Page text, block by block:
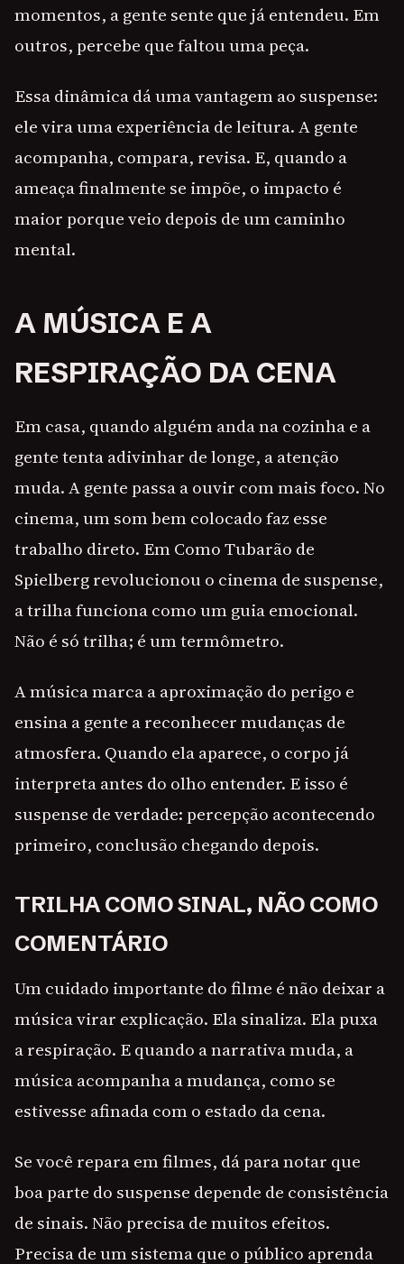
momentos, a gente sente que já entendeu. Em
outros, percebe que faltou uma peça.
Essa dinâmica dá uma vantagem ao suspense:
ele vira uma experiência de leitura. A gente
acompanha, compara, revisa. E, quando a
ameaça finalmente se impõe, o impacto é
maior porque veio depois de um caminho
mental.
A MÚSICA E A
RESPIRAÇÃO DA CENA
Em casa, quando alguém anda na cozinha e a
gente tenta adivinhar de longe, a atenção
muda. A gente passa a ouvir com mais foco. No
cinema, um som bem colocado faz esse
trabalho direto. Em Como Tubarão de
Spielberg revolucionou o cinema de suspense,
a trilha funciona como um guia emocional.
Não é só trilha; é um termômetro.
A música marca a aproximação do perigo e
ensina a gente a reconhecer mudanças de
atmosfera. Quando ela aparece, o corpo já
interpreta antes do olho entender. E isso é
suspense de verdade: percepção acontecendo
primeiro, conclusão chegando depois.
TRILHA COMO SINAL, NÃO COMO
COMENTÁRIO
Um cuidado importante do filme é não deixar a
música virar explicação. Ela sinaliza. Ela puxa
a respiração. E quando a narrativa muda, a
música acompanha a mudança, como se
estivesse afinada com o estado da cena.
Se você repara em filmes, dá para notar que
boa parte do suspense depende de consistência
de sinais. Não precisa de muitos efeitos.
Precisa de um sistema que o público aprenda